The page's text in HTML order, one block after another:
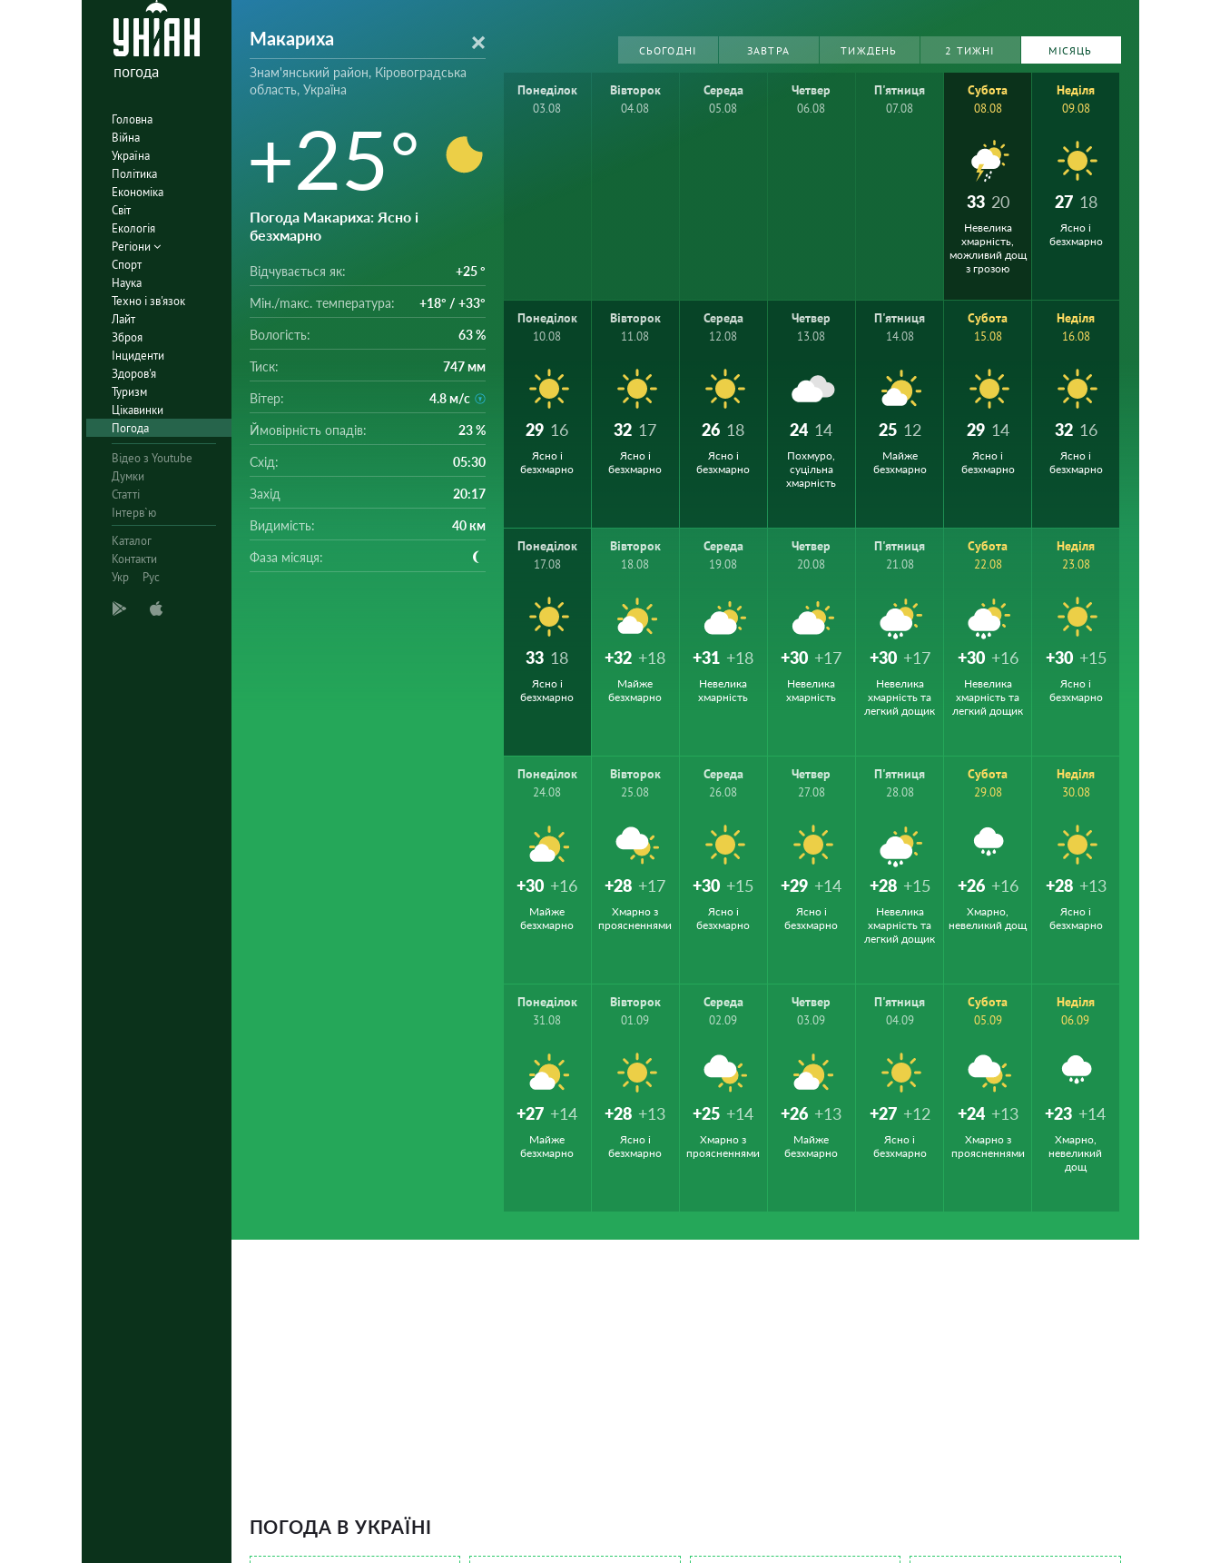
погода
Головна
Війна
Україна
Політика
Економіка
Світ
Екологія
Регіони
Спорт
Наука
Техно і зв'язок
Лайт
Зброя
Інциденти
Здоров'я
Туризм
Цікавинки
Погода
Відео з Youtube
Думки
Статті
Інтерв`ю
Каталог
Контакти
Укр
Рус
Макариха
Знам'янський район, Кіровоградська
область, Україна
+25°
Погода Макариха: Ясно і
безхмарно
Відчувається як: +25 °
Мін./mакс. температура: +18° / +33°
Вологість: 63 %
Тиск: 747 мм
Вітер: 4.8 м/с
Ймовірність опадів: 23 %
Схід: 05:30
Захід 20:17
Видимість: 40 км
Фаза місяця:
СЬОГОДНІ ЗАВТРА ТИЖДЕНЬ 2 ТИЖНІ МІСЯЦЬ
Понеділок
03.08
Вівторок
04.08
Середа
05.08
Четвер
06.08
П'ятниця
07.08
Субота
08.08
33 20
Невелика
хмарність,
можливий дощ
з грозою
Неділя
09.08
27 18
Ясно і
безхмарно
Понеділок
10.08
29 16
Ясно і
безхмарно
Вівторок
11.08
32 17
Ясно і
безхмарно
Середа
12.08
26 18
Ясно і
безхмарно
Четвер
13.08
24 14
Похмуро,
суцільна
хмарність
П'ятниця
14.08
25 12
Майже
безхмарно
Субота
15.08
29 14
Ясно і
безхмарно
Неділя
16.08
32 16
Ясно і
безхмарно
Понеділок
17.08
33 18
Ясно і
безхмарно
Вівторок
18.08
+32 +18
Майже
безхмарно
Середа
19.08
+31 +18
Невелика
хмарність
Четвер
20.08
+30 +17
Невелика
хмарність
П'ятниця
21.08
+30 +17
Невелика
хмарність та
легкий дощик
Субота
22.08
+30 +16
Невелика
хмарність та
легкий дощик
Неділя
23.08
+30 +15
Ясно і
безхмарно
Понеділок
24.08
+30 +16
Майже
безхмарно
Вівторок
25.08
+28 +17
Хмарно з
проясненнями
Середа
26.08
+30 +15
Ясно і
безхмарно
Четвер
27.08
+29 +14
Ясно і
безхмарно
П'ятниця
28.08
+28 +15
Невелика
хмарність та
легкий дощик
Субота
29.08
+26 +16
Хмарно,
невеликий дощ
Неділя
30.08
+28 +13
Ясно і
безхмарно
Понеділок
31.08
+27 +14
Майже
безхмарно
Вівторок
01.09
+28 +13
Ясно і
безхмарно
Середа
02.09
+25 +14
Хмарно з
проясненнями
Четвер
03.09
+26 +13
Майже
безхмарно
П'ятниця
04.09
+27 +12
Ясно і
безхмарно
Субота
05.09
+24 +13
Хмарно з
проясненнями
Неділя
06.09
+23 +14
Хмарно,
невеликий
дощ
ПОГОДА В УКРАЇНІ